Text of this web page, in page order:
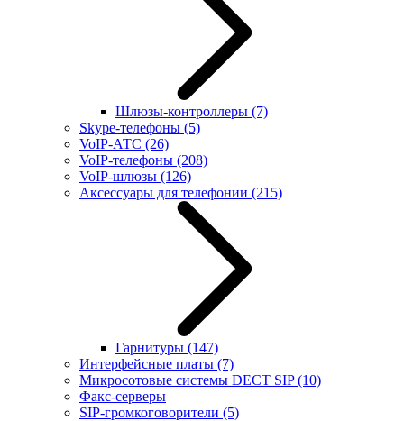
Шлюзы-контроллеры (7)
Skype-телефоны (5)
VoIP-АТС (26)
VoIP-телефоны (208)
VoIP-шлюзы (126)
Аксессуары для телефонии (215)
Гарнитуры (147)
Интерфейсные платы (7)
Микросотовые системы DECT SIP(10)
Факс-серверы
SIP-громкоговорители (5)